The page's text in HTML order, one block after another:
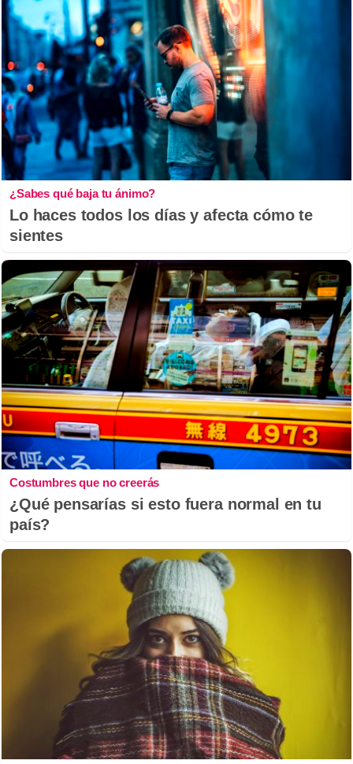
¿Sabes qué baja tu ánimo?
Lo haces todos los días y afecta cómo te
sientes
Costumbres que no creerás
¿Qué pensarías si esto fuera normal en tu
país?